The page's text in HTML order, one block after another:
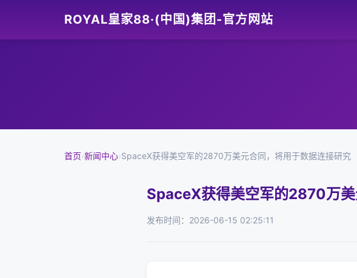
ROYAL皇家88·(中国)集团-官方网站
首页›新闻中心›SpaceX获得美空军的2870万美元合同，将用于数据连接研究
SpaceX获得美空军的2870万
发布时间：2026-06-15 02:25:11